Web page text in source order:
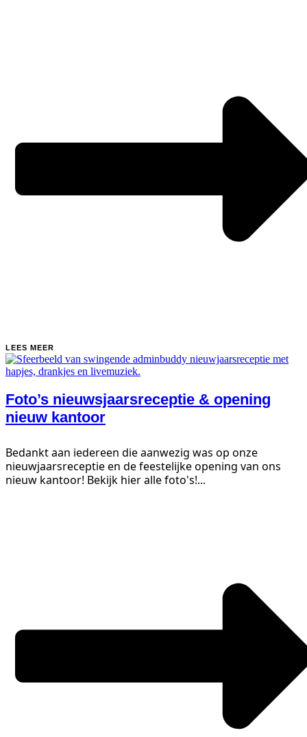
LEES MEER
Foto’s nieuwsjaars­receptie & opening
nieuw kantoor
Bedankt aan iedereen die aanwezig was op onze
nieuwjaarsreceptie en de feestelijke opening van ons
nieuw kantoor! Bekijk hier alle foto's!...